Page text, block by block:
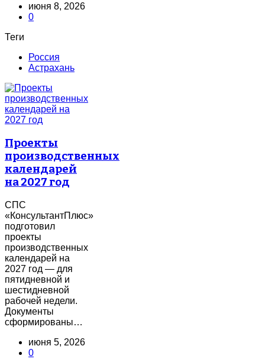
июня 8, 2026
0
Теги
Россия
Астрахань
Проекты
производственных
календарей
на 2027 год
СПС
«КонсультантПлюс»
подготовил
проекты
производственных
календарей на
2027 год — для
пятидневной и
шестидневной
рабочей недели.
Документы
сформированы…
июня 5, 2026
0